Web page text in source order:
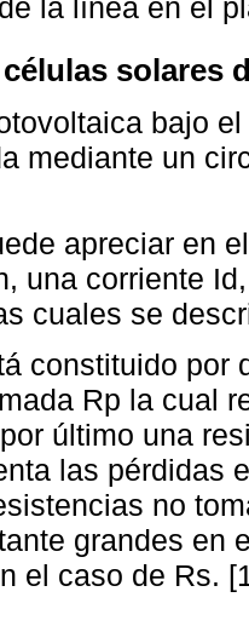
la línea en el
solares
bajo
mediante un
apreciar en
una corriente
cuales se
constituido por
Rp la cual
último una
las pérdidas
no
grandes en
el caso de Rs.